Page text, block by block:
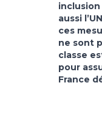
aussi
ces
ne sont
classe
pour
France